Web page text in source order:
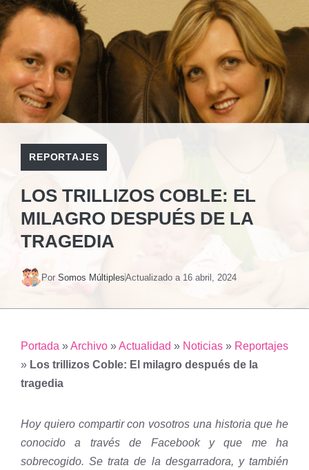
REPORTAJES
LOS TRILLIZOS COBLE: EL
MILAGRO DESPUÉS DE LA
TRAGEDIA
Por Somos MúltiplesActualizado a 16 abril, 2024
Portada »Archivo »Actualidad » Noticias » Reportajes
» Los trillizos Coble: El milagro después de la
tragedia
Hoy quiero compartir con vosotros una historia que he
conocido a través de Facebook y que me ha
sobrecogido. Se trata de la desgarradora, y también